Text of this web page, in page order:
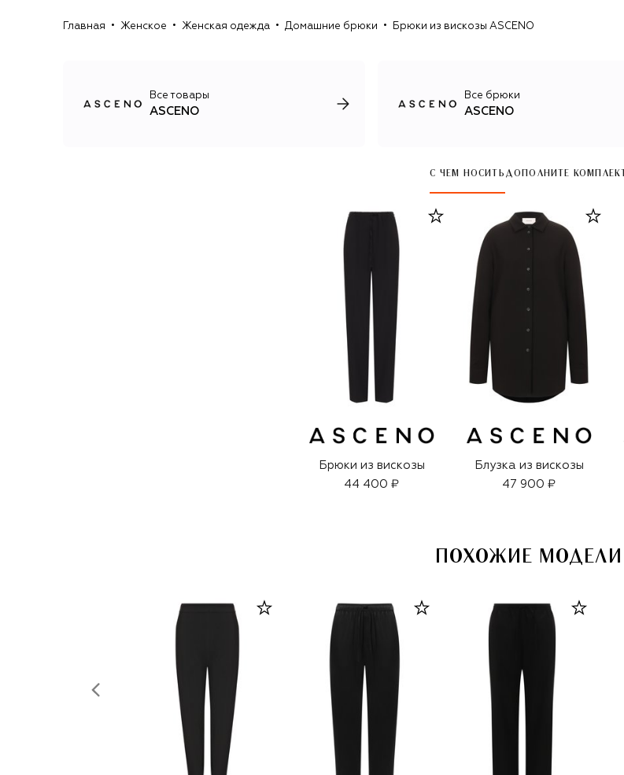
Главная Женское Женская одежда Домашние брюки Брюки из вискозы ASCENO
Все товары
ASCENO
Все брюки
ASCENO
С ЧЕМ НОСИТЬ ДОПОЛНИТЕ КОМПЛЕКТ
Брюки из вискозы
44 400 ₽
Блузка из вискозы
47 900 ₽
ПОХОЖИЕ МОДЕЛИ